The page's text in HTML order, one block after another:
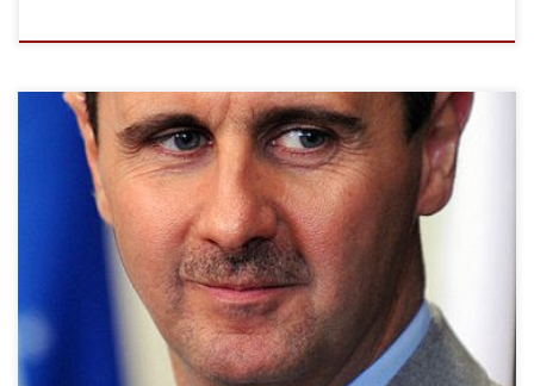
Después de casi cuatro años de guerra en Siria, las conversaciones
para alcanzar un acuerdo en el conflicto se han vuelto a retomar.
El encuentro ha tenido lugar entre los días 26 y 29 de enero en
una residencia de la diplomacia rusa en Moscú que se ha ofrecido